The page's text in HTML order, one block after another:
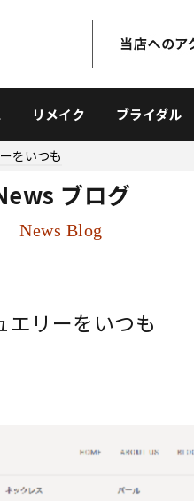
リメイク ブライダル
をいつも
ブログ
News Blog
エリーをいつも